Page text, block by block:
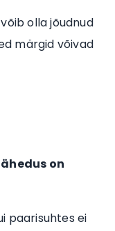
olla jõudnud
märgid võivad
on
paarisuhtes ei